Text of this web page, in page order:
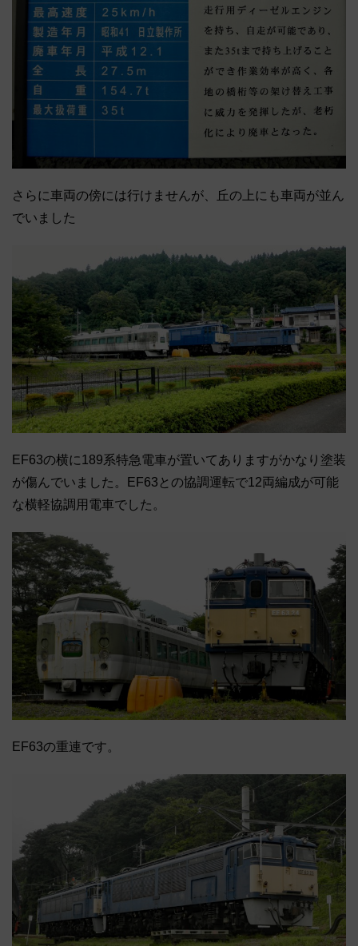
さらに車両の傍には行けませんが、丘の上にも車両が並ん
でいました
EF63の横に189系特急電車が置いてありますがかなり塗装
が傷んでいました。EF63との協調運転で12両編成が可能
な横軽協調用電車でした。
EF63の重連です。